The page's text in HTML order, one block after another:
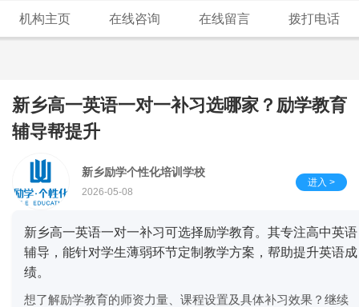
机构主页 在线咨询 在线留言 拨打电话
新乡高一英语一对一补习选哪家？励学教育
辅导帮提升
新乡励学个性化培训学校
2026-05-08
进入 >
新乡高一英语一对一补习可选择励学教育。其专注高中英语
辅导，能针对学生薄弱环节定制教学方案，帮助提升英语成
绩。
想了解励学教育的师资力量、课程设置及具体补习效果？继续